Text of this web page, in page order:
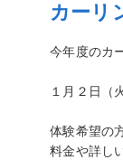
カーリ
今年度のカ
１月２日（
体験希望の
料金や詳し